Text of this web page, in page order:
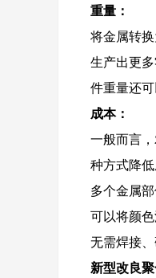
重量：
将金属转
生产出更
件重量还
成本：
一般而言
种方式降低
多个金属
可以将颜
无需焊接
新型改良聚